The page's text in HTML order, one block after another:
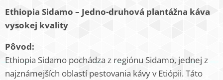
Ethiopia Sidamo – Jedno-druhová plantážna káva
vysokej kvality
Pôvod:
Ethiopia Sidamo pochádza z regiónu Sidamo, jednej z
najznámejších oblastí pestovania kávy v Etiópii. Táto